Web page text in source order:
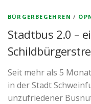
BÜRGERBEGEHREN /
Stadtbus 2.0 –
Seit mehr als 5
in der Stadt
unzufriedener